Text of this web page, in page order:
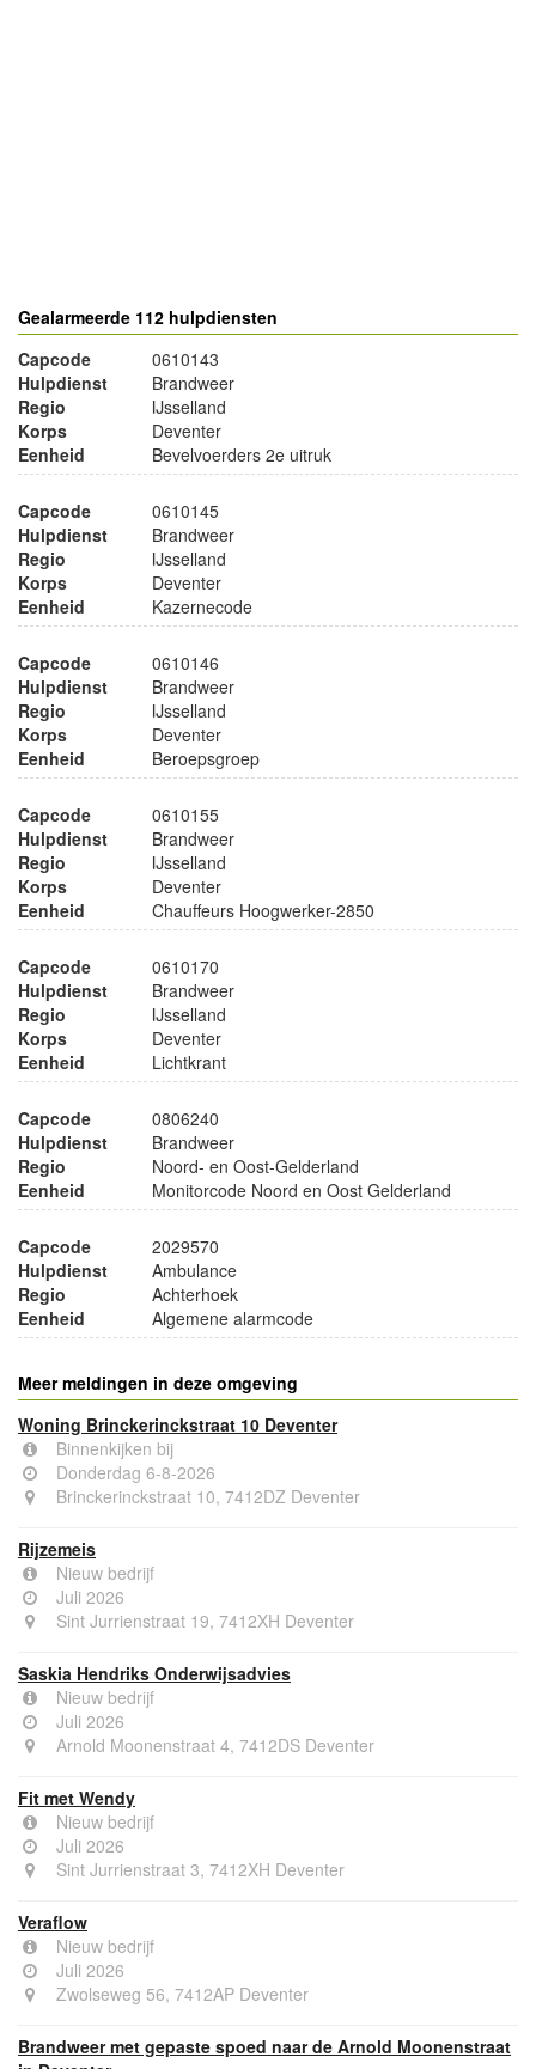
Gealarmeerde 112 hulpdiensten
Capcode
0610143
Hulpdienst
Brandweer
Regio
IJsselland
Korps
Deventer
Eenheid
Bevelvoerders 2e uitruk
Capcode
0610145
Hulpdienst
Brandweer
Regio
IJsselland
Korps
Deventer
Eenheid
Kazernecode
Capcode
0610146
Hulpdienst
Brandweer
Regio
IJsselland
Korps
Deventer
Eenheid
Beroepsgroep
Capcode
0610155
Hulpdienst
Brandweer
Regio
IJsselland
Korps
Deventer
Eenheid
Chauffeurs Hoogwerker-2850
Capcode
0610170
Hulpdienst
Brandweer
Regio
IJsselland
Korps
Deventer
Eenheid
Lichtkrant
Capcode
0806240
Hulpdienst
Brandweer
Regio
Noord- en Oost-Gelderland
Eenheid
Monitorcode Noord en Oost Gelderland
Capcode
2029570
Hulpdienst
Ambulance
Regio
Achterhoek
Eenheid
Algemene alarmcode
Meer meldingen in deze omgeving
Woning Brinckerinckstraat 10 Deventer
Binnenkijken bij
Donderdag 6-8-2026
Brinckerinckstraat 10, 7412DZ Deventer
Rijzemeis
Nieuw bedrijf
Juli 2026
Sint Jurrienstraat 19, 7412XH Deventer
Saskia Hendriks Onderwijsadvies
Nieuw bedrijf
Juli 2026
Arnold Moonenstraat 4, 7412DS Deventer
Fit met Wendy
Nieuw bedrijf
Juli 2026
Sint Jurrienstraat 3, 7412XH Deventer
Veraflow
Nieuw bedrijf
Juli 2026
Zwolseweg 56, 7412AP Deventer
Brandweer met gepaste spoed naar de Arnold Moonenstraat